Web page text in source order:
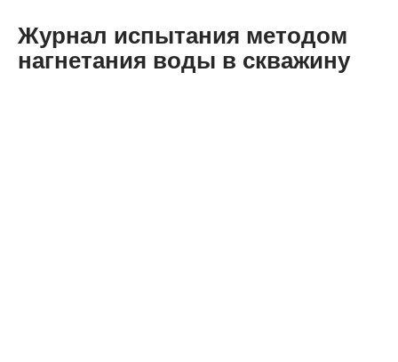
Журнал испытания методом
нагнетания воды в скважину